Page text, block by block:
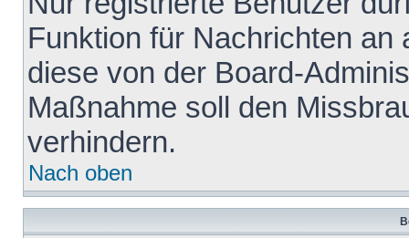
Funktion für Nachrichten
diese von der Board-
Maßnahme soll den
verhindern.
Nach oben